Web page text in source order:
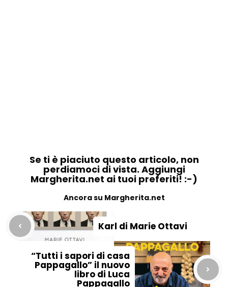
Se ti è piaciuto questo articolo, non
perdiamoci di vista. Aggiungi
Margherita.net ai tuoi preferiti! :-)
Ancora su Margherita.net
Karl di Marie Ottavi
“Tutti i sapori di casa
Pappagallo” il nuovo
libro di Luca
Pappagallo